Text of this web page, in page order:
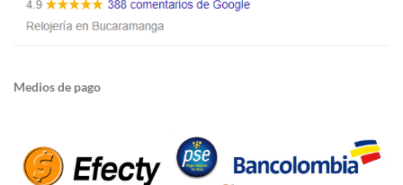
Medios de pago